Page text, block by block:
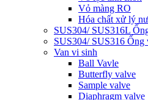
Vỏ màng RO
Hóa chất xử lý
SUS304/ SUS316L
SUS304/ SUS316 Ống
Van vi sinh
Ball Vavle
Butterfly valve
Sample valve
Diaphragm valve